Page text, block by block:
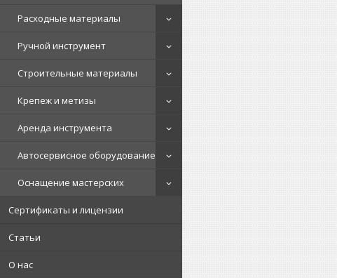
Расходные материалы
Ручной инструмент
Строительные материалы
Крепеж и метизы
Аренда инструмента
Автосервисное оборудование
Оснащение мастерских
Сертификаты и лицензии
Статьи
О нас